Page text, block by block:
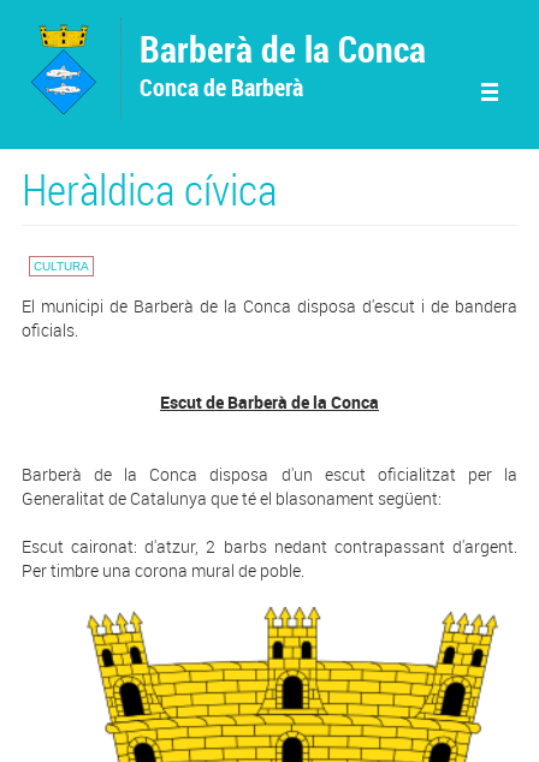
Barberà de la Conca
Conca de Barberà
Heràldica cívica
CULTURA
El municipi de Barberà de la Conca disposa d'escut i de bandera
oficials.
‍Escut de Barberà de la Conca
Barberà de la Conca disposa d'un escut oficialitzat per la
Generalitat de Catalunya que té el blasonament següent:
Escut caironat: d'atzur, 2 barbs nedant contrapassant d'argent.
Per timbre una corona mural de poble.